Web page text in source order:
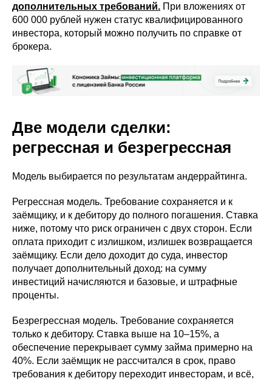
дополнительных требований. При вложениях от
600 000 рублей нужен статус квалифицированного
инвестора, который можно получить по справке от
брокера.
Две модели сделки:
регрессная и безрегрессная
Модель выбирается по результатам андеррайтинга.
Регрессная модель. Требование сохраняется и к
заёмщику, и к дебитору до полного погашения. Ставка
ниже, потому что риск ограничен с двух сторон. Если
оплата приходит с излишком, излишек возвращается
заёмщику. Если дело доходит до суда, инвестор
получает дополнительный доход: на сумму
инвестиций начисляются и базовые, и штрафные
проценты.
Безрегрессная модель. Требование сохраняется
только к дебитору. Ставка выше на 10–15%, а
обеспечение перекрывает сумму займа примерно на
40%. Если заёмщик не рассчитался в срок, право
требования к дебитору переходит инвесторам, и всё,